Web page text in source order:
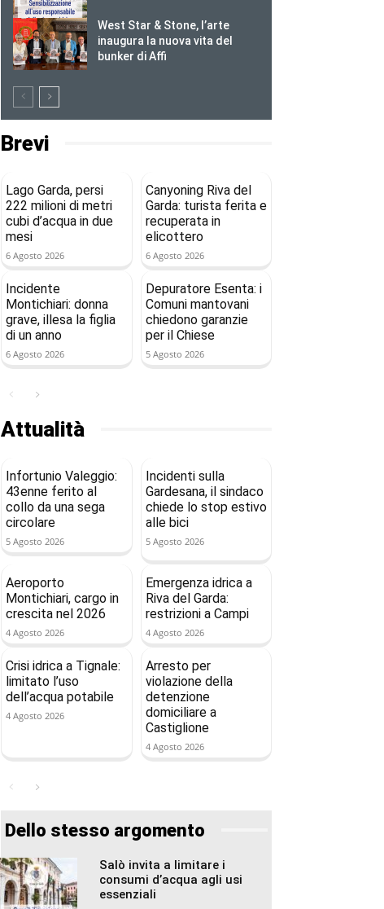
West Star & Stone, l’arte
inaugura la nuova vita del
bunker di Affi
Brevi
Lago Garda, persi
222 milioni di metri
cubi d’acqua in due
mesi
6 Agosto 2026
Canyoning Riva del
Garda: turista ferita e
recuperata in
elicottero
6 Agosto 2026
Incidente
Montichiari: donna
grave, illesa la figlia
di un anno
6 Agosto 2026
Depuratore Esenta: i
Comuni mantovani
chiedono garanzie
per il Chiese
5 Agosto 2026
Attualità
Infortunio Valeggio:
43enne ferito al
collo da una sega
circolare
5 Agosto 2026
Incidenti sulla
Gardesana, il sindaco
chiede lo stop estivo
alle bici
5 Agosto 2026
Aeroporto
Montichiari, cargo in
crescita nel 2026
4 Agosto 2026
Emergenza idrica a
Riva del Garda:
restrizioni a Campi
4 Agosto 2026
Crisi idrica a Tignale:
limitato l’uso
dell’acqua potabile
4 Agosto 2026
Arresto per
violazione della
detenzione
domiciliare a
Castiglione
4 Agosto 2026
Dello stesso argomento
Salò invita a limitare i
consumi d’acqua agli usi
essenziali